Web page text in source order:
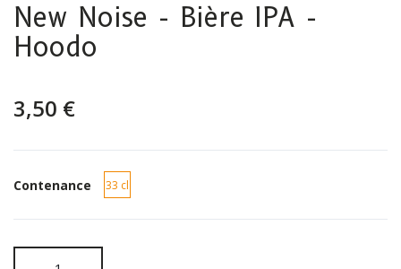
New Noise - Bière IPA -
Hoodo
3,50 €
Contenance 33 cl